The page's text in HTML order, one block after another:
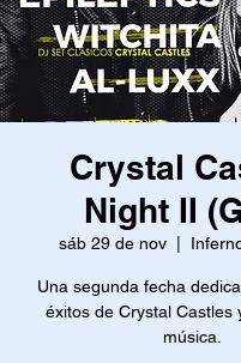
Crystal
Night II
sáb 29 de nov
  |
Una segunda fecha
éxitos de Crystal Castles
música.